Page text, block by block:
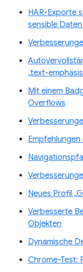
HAR-Exporte
sensible
„text-
Mit einem
Overflows
Neues Profil
Verbesserte
Objekten
Dynamische
Chrome-Test: